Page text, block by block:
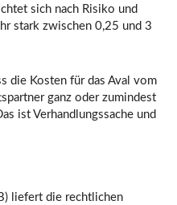
sich nach Risiko und
stark zwischen 0,25 und 3
die Kosten für das Aval vom
ganz oder zumindest
ist Verhandlungssache und
liefert die rechtlichen